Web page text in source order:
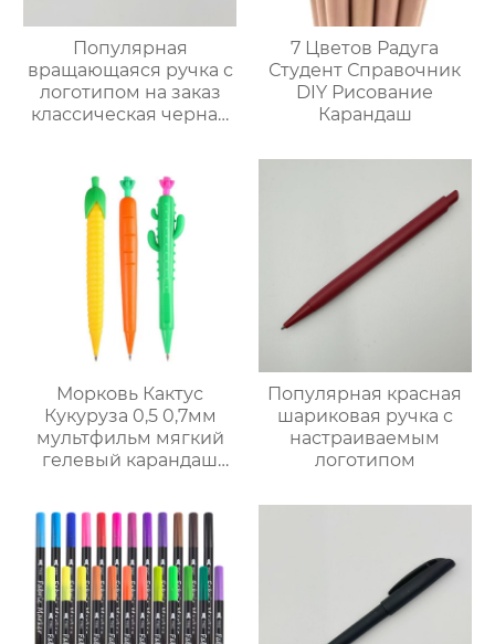
Популярная
вращающаяся ручка с
логотипом на заказ
классическая черная
7 Цветов Радуга
Студент Справочник
DIY Рисование
Карандаш
Морковь Кактус
Кукуруза 0,5 0,7мм
мультфильм мягкий
гелевый карандаш
Популярная красная
шариковая ручка с
настраиваемым
логотипом